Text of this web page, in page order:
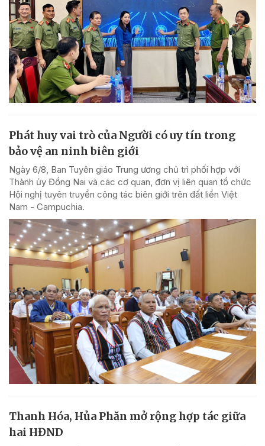
Phát huy vai trò của Người có uy tín trong
bảo vệ an ninh biên giới
Ngày 6/8, Ban Tuyên giáo Trung ương chủ trì phối hợp với
Thành ủy Đồng Nai và các cơ quan, đơn vị liên quan tổ chức
Hội nghị tuyên truyền công tác biên giới trên đất liền Việt
Nam - Campuchia.
Thanh Hóa, Hủa Phăn mở rộng hợp tác giữa
hai HĐND